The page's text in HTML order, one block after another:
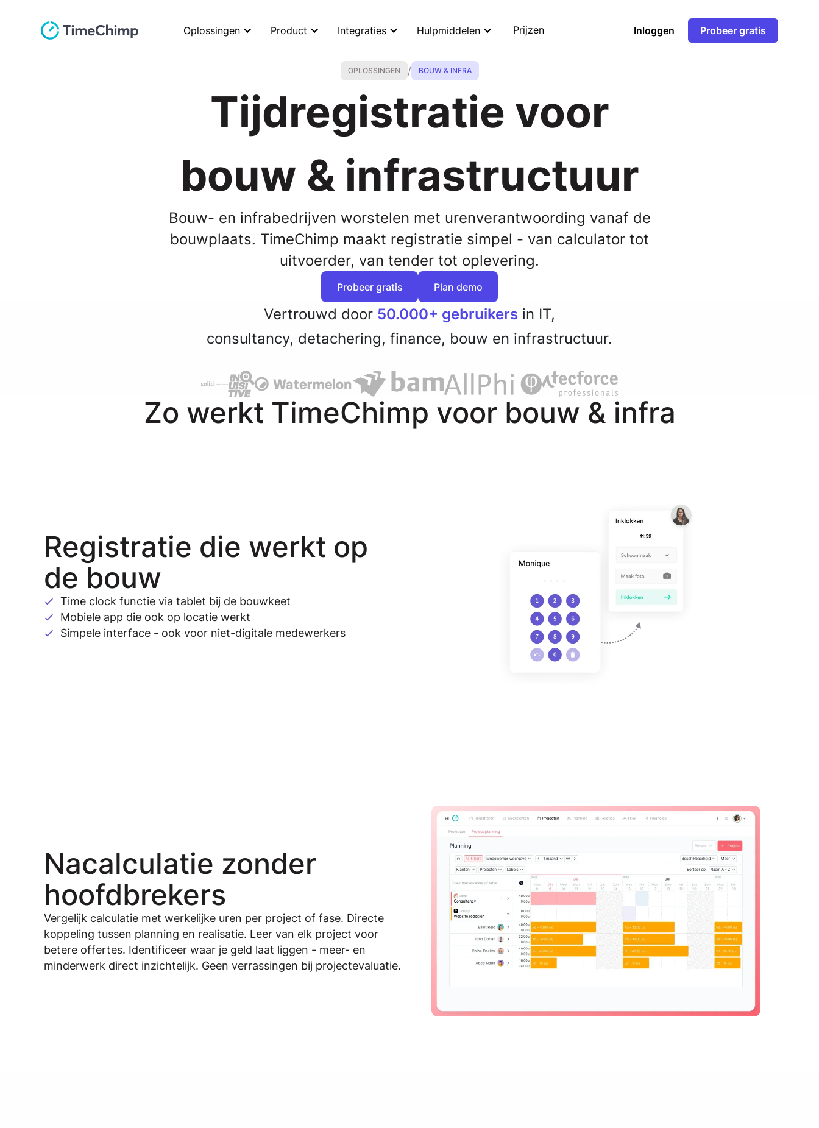
Oplossingen Product Integraties Hulpmiddelen Prijzen Inloggen Probeer gratis
OPLOSSINGEN
OPLOSSINGEN / BOUW & INFRA
BOUW & INFRA
Tijdregistratie voor
bouw & infrastructuur
Bouw- en infrabedrijven worstelen met urenverantwoording vanaf de
bouwplaats. TimeChimp maakt registratie simpel - van calculator tot
uitvoerder, van tender tot oplevering.
Probeer gratis Plan demo
Vertrouwd door 50.000+ gebruikers in IT,
consultancy, detachering, finance, bouw en infrastructuur.
Zo werkt TimeChimp voor bouw & infra
Registratie die werkt op
de bouw
Time clock functie via tablet bij de bouwkeet
Mobiele app die ook op locatie werkt
Simpele interface - ook voor niet-digitale medewerkers
Nacalculatie zonder
hoofdbrekers
Vergelijk calculatie met werkelijke uren per project of fase. Directe
koppeling tussen planning en realisatie. Leer van elk project voor
betere offertes. Identificeer waar je geld laat liggen - meer- en
minderwerk direct inzichtelijk. Geen verrassingen bij projectevaluatie.